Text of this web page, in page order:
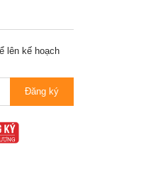
lên kế hoạch
Đăng ký